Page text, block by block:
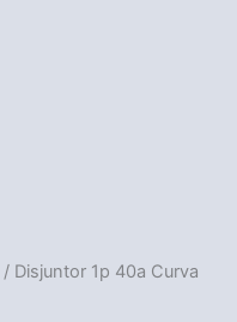
/ Disjuntor 1p 40a Curva